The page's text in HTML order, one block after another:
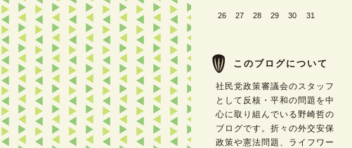
26 27 28 29 30 31
このブログについて
社民党政策審議会のスタッフ
として反核・平和の問題を中
心に取り組んでいる野崎哲の
ブログです。折々の外交安保
政策や憲法問題、ライフワー